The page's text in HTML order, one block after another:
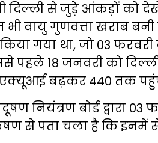
दिल्ली से जुड़े आंकड़ों को
वायु गुणवत्ता खराब
किया गया था, जो 03
पहले 18 जनवरी को
एक्यूआई बढ़कर 440 तक
नियंत्रण बोर्ड द्वारा
से पता चला है कि इनमें